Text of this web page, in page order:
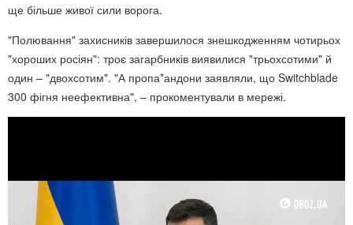
ще більше живої сили ворога.
"Полювання" захисників завершилося знешкодженням чотирьох
"хороших росіян": троє загарбників виявилися "трьохсотими" й
один – "двохсотим". "А пропа*андони заявляли, що Switchblade
300 фігня неефективна", – прокоментували в мережі.